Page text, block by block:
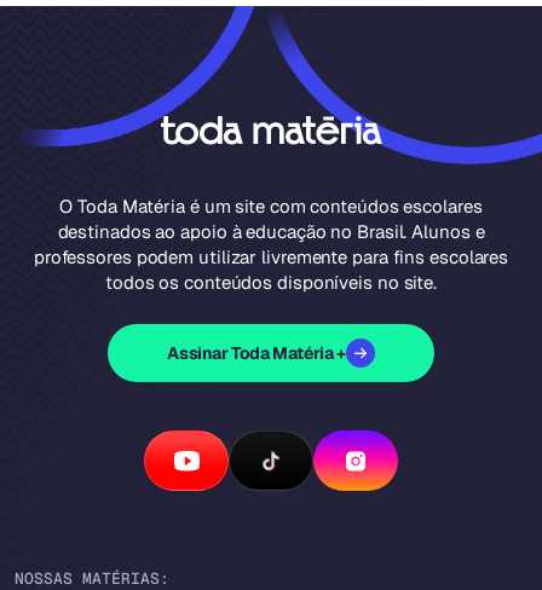
O Toda Matéria é um site com conteúdos escolares
destinados ao apoio à educação no Brasil. Alunos e
professores podem utilizar livremente para fins escolares
todos os conteúdos disponíveis no site.
Assinar Toda Matéria +
NOSSAS MATÉRIAS: